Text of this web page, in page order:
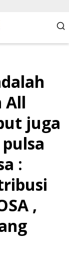
All
juga
:
,